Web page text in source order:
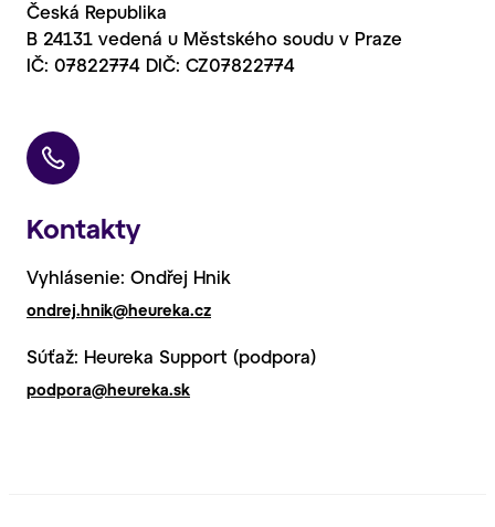
Česká Republika
B 24131 vedená u Městského soudu v Praze
IČ: 07822774 DIČ: CZ07822774
Kontakty
Vyhlásenie: Ondřej Hnik
ondrej.hnik@heureka.cz
Súťaž: Heureka Support (podpora)
podpora@heureka.sk